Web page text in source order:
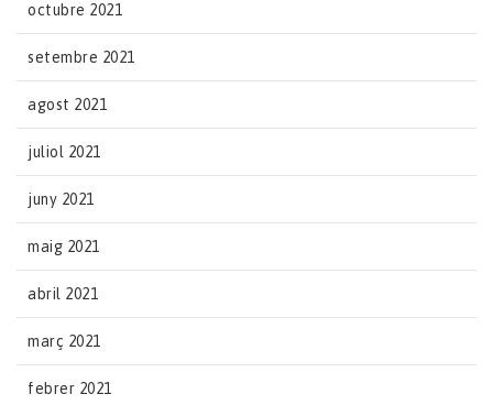
octubre 2021
setembre 2021
agost 2021
juliol 2021
juny 2021
maig 2021
abril 2021
març 2021
febrer 2021